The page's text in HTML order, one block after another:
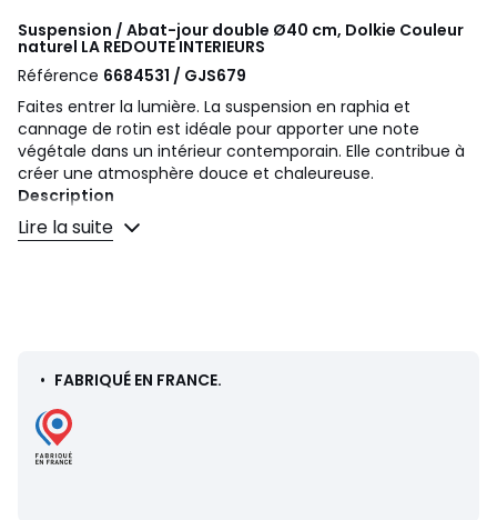
Suspension / Abat-jour double Ø40 cm, Dolkie Couleur
naturel LA REDOUTE INTERIEURS
Référence 6684531 / GJS679
Faites entrer la lumière. La suspension en raphia et
cannage de rotin est idéale pour apporter une note
végétale dans un intérieur contemporain. Elle contribue à
créer une atmosphère douce et chaleureuse.
Description
• Double abat-jour en raphia et cannage de rotin, avec
ganse de coton
• Diamètre : 40 cm
• Hauteur : 35 cm
Lire la suite
• FABRIQUÉ EN FRANCE.